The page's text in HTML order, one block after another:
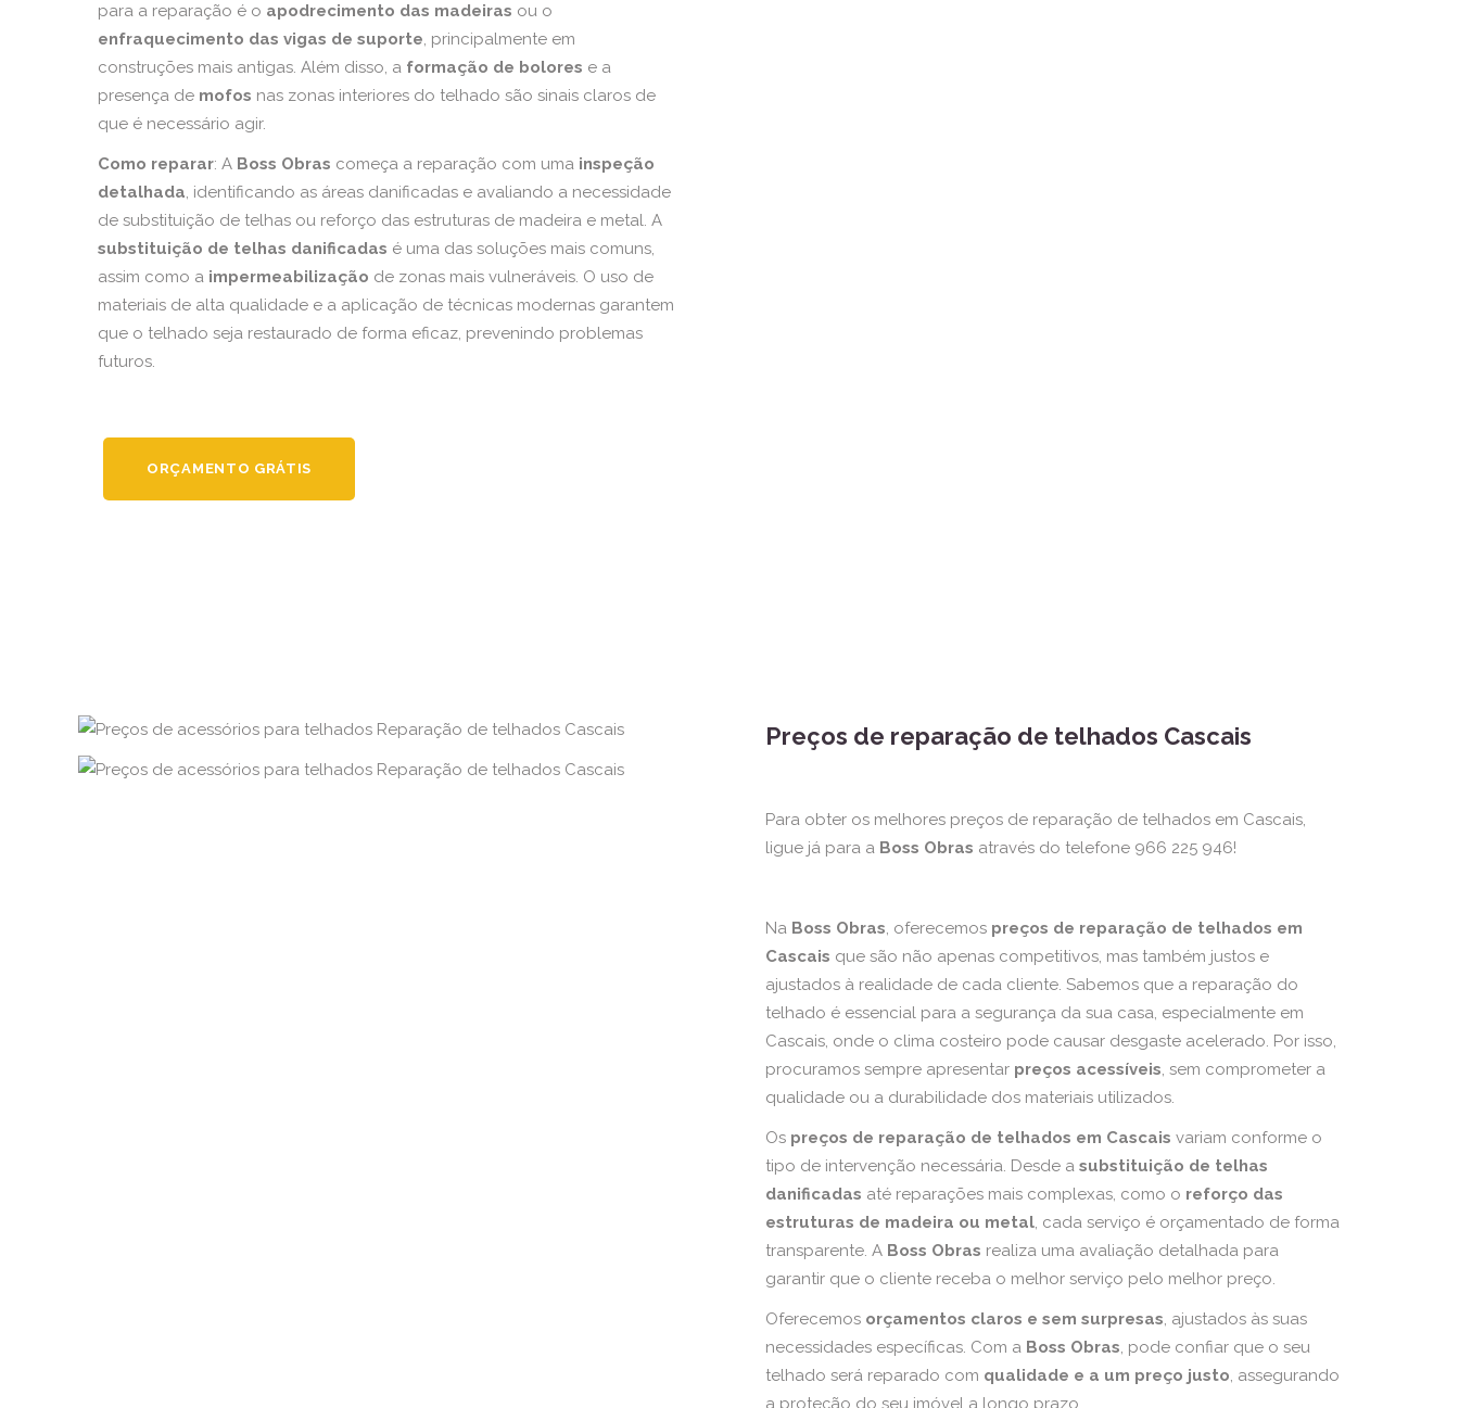
para a reparação é o apodrecimento das madeiras ou o
enfraquecimento das vigas de suporte, principalmente em
construções mais antigas. Além disso, a formação de bolores e a
presença de mofos nas zonas interiores do telhado são sinais claros de
que é necessário agir.
Como reparar: A Boss Obras começa a reparação com uma inspeção
detalhada, identificando as áreas danificadas e avaliando a necessidade
de substituição de telhas ou reforço das estruturas de madeira e metal. A
substituição de telhas danificadas é uma das soluções mais comuns,
assim como a impermeabilização de zonas mais vulneráveis. O uso de
materiais de alta qualidade e a aplicação de técnicas modernas garantem
que o telhado seja restaurado de forma eficaz, prevenindo problemas
futuros.
ORÇAMENTO GRÁTIS
Preços de reparação de telhados Cascais
Para obter os melhores preços de reparação de telhados em Cascais,
ligue já para a Boss Obras através do telefone 966 225 946!
Na Boss Obras, oferecemos preços de reparação de telhados em
Cascais que são não apenas competitivos, mas também justos e
ajustados à realidade de cada cliente. Sabemos que a reparação do
telhado é essencial para a segurança da sua casa, especialmente em
Cascais, onde o clima costeiro pode causar desgaste acelerado. Por isso,
procuramos sempre apresentar preços acessíveis, sem comprometer a
qualidade ou a durabilidade dos materiais utilizados.
Os preços de reparação de telhados em Cascais variam conforme o
tipo de intervenção necessária. Desde a substituição de telhas
danificadas até reparações mais complexas, como o reforço das
estruturas de madeira ou metal, cada serviço é orçamentado de forma
transparente. A Boss Obras realiza uma avaliação detalhada para
garantir que o cliente receba o melhor serviço pelo melhor preço.
Oferecemos orçamentos claros e sem surpresas, ajustados às suas
necessidades específicas. Com a Boss Obras, pode confiar que o seu
telhado será reparado com qualidade e a um preço justo, assegurando
a proteção do seu imóvel a longo prazo.